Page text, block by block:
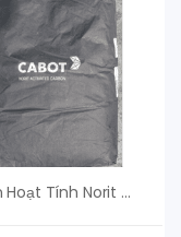
Than Hoạt Tính Norit GAC 1240 W – An Vi Group